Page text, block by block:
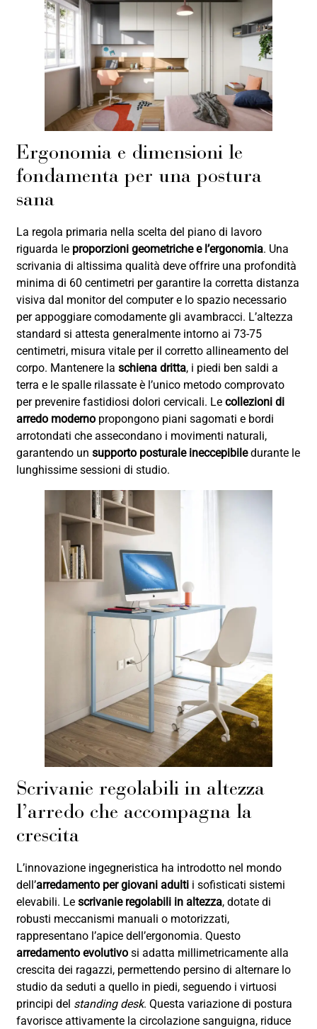
Ergonomia e dimensioni le
fondamenta per una postura
sana
La regola primaria nella scelta del piano di lavoro
riguarda le proporzioni geometriche e l’ergonomia. Una
scrivania di altissima qualità deve offrire una profondità
minima di 60 centimetri per garantire la corretta distanza
visiva dal monitor del computer e lo spazio necessario
per appoggiare comodamente gli avambracci. L’altezza
standard si attesta generalmente intorno ai 73-75
centimetri, misura vitale per il corretto allineamento del
corpo. Mantenere laschiena dritta, i piedi ben saldi a
terra e le spalle rilassate è l’unico metodo comprovato
per prevenire fastidiosi dolori cervicali. Lecollezioni di
arredo moderno propongono piani sagomati e bordi
arrotondati che assecondano i movimenti naturali,
garantendo unsupporto posturale ineccepibiledurante le
lunghissime sessioni di studio.
Scrivanie regolabili in altezza
l’arredo che accompagna la
crescita
L’innovazione ingegneristica ha introdotto nel mondo
dell’arredamento per giovani adulti i sofisticati sistemi
elevabili. Lescrivanie regolabili in altezza, dotate di
robusti meccanismi manuali o motorizzati,
rappresentano l’apice dell’ergonomia. Questo
arredamento evolutivo si adatta millimetricamente alla
crescita dei ragazzi, permettendo persino di alternare lo
studio da seduti a quello in piedi, seguendo i virtuosi
principi del standing desk. Questa variazione di postura
favorisce attivamente la circolazione sanguigna, riduce